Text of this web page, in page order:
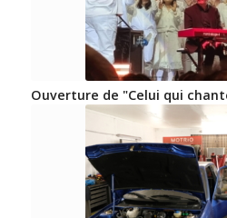
Ouverture de "Celui qui